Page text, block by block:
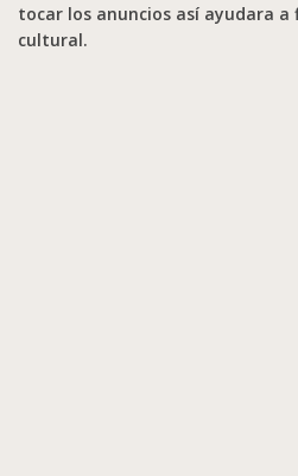
tocar los anuncios así ayudara
cultural.